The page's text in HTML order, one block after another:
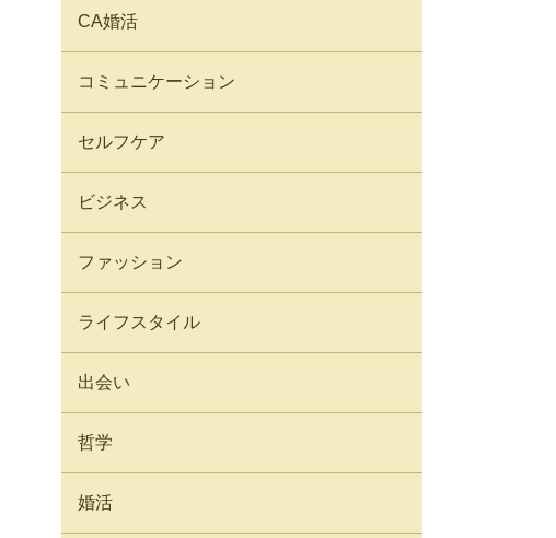
CA婚活
コミュニケーション
セルフケア
ビジネス
ファッション
ライフスタイル
出会い
哲学
婚活